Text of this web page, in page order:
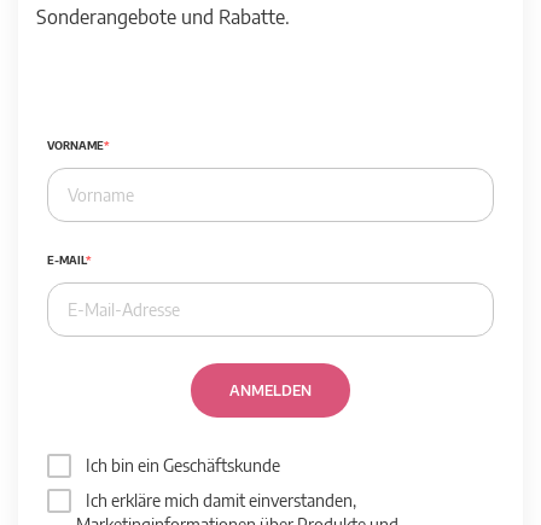
Sonderangebote und Rabatte.
VORNAME
E-MAIL
ANMELDEN
Ich bin ein Geschäftskunde
Ich erkläre mich damit einverstanden,